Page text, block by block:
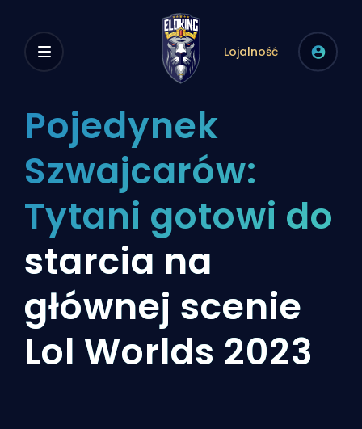
Lojalność
Pojedynek
Szwajcarów:
Tytani gotowi do
starcia na
głównej scenie
Lol Worlds 2023